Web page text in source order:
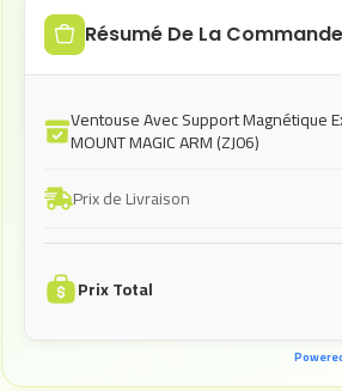
Résumé De La Commande
Ventouse Avec Support Magnétique
MOUNT MAGIC ARM (ZJ06)
Prix de Livraison
Prix Total